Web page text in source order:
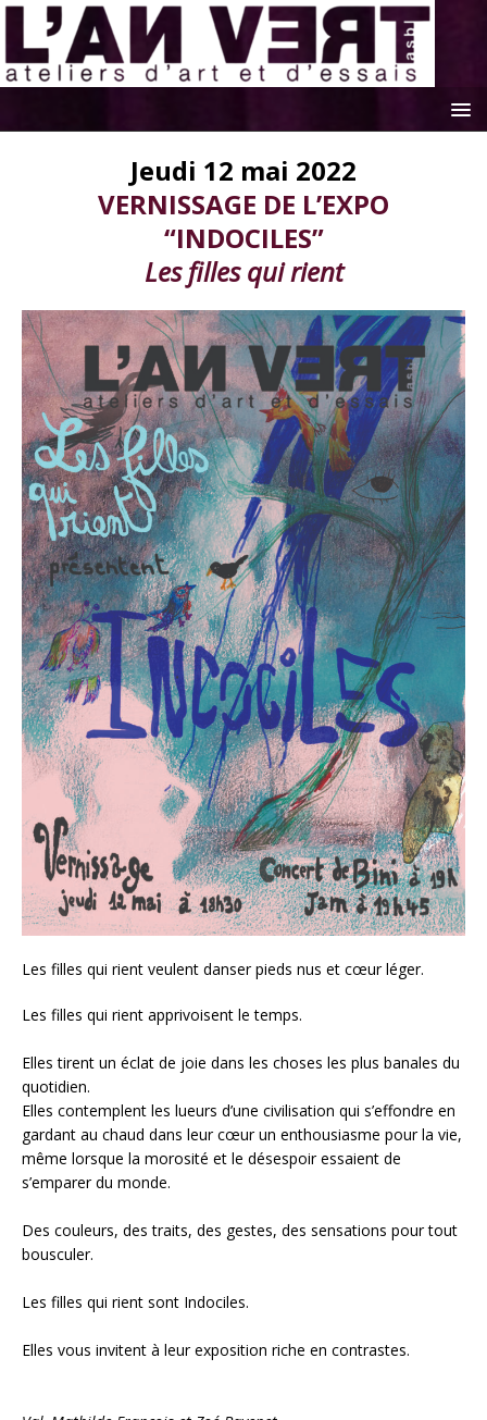
Jeudi 12 mai 2022
VERNISSAGE DE L’EXPO
“INDOCILES”
Les filles qui rient
Les filles qui rient veulent danser pieds nus et cœur léger.
Les filles qui rient apprivoisent le temps.
Elles tirent un éclat de joie dans les choses les plus banales du
quotidien.
Elles contemplent les lueurs d’une civilisation qui s’effondre en
gardant au chaud dans leur cœur un enthousiasme pour la vie,
même lorsque la morosité et le désespoir essaient de
s’emparer du monde.
Des couleurs, des traits, des gestes, des sensations pour tout
bousculer.
Les filles qui rient sont Indociles.
Elles vous invitent à leur exposition riche en contrastes.